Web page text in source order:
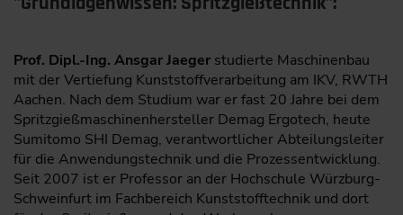
Prof. Dipl.-Ing. Ansgar Jaeger studierte Maschinenbau
mit der Vertiefung Kunststoffverarbeitung am IKV, RWTH
Aachen. Nach dem Studium war er fast 20 Jahre bei dem
Spritzgießmaschinenhersteller Demag Ergotech, heute
Sumitomo SHI Demag, verantwortlicher Abteilungsleiter
für die Anwendungstechnik und die Prozessentwicklung.
Seit 2007 ist er Professor an der Hochschule Würzburg-
Schweinfurt im Fachbereich Kunststofftechnik und dort